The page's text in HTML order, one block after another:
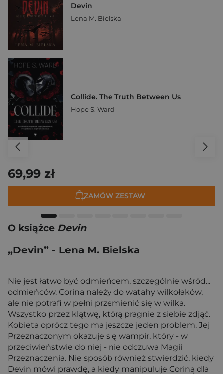
Devin
Lena M. Bielska
Collide. The Truth Between Us
Hope S. Ward
69,99 zł
ZAMÓW ZESTAW
O książce Devin
„Devin” - Lena M. Bielska
Nie jest łatwo być odmieńcem, szczególnie wśród...
odmieńców. Corina należy do watahy wilkołaków,
ale nie potrafi w pełni przemienić się w wilka.
Wszystko przez klątwę, którą pragnie z siebie zdjąć.
Kobieta oprócz tego ma jeszcze jeden problem. Jej
Przeznaczonym okazuje się wampir, który - w
przeciwieństwie do niej - nie odczuwa Magii
Przeznaczenia. Nie sposób również stwierdzić, kiedy
Devin mówi prawdę, a kiedy manipuluje Coriną dla